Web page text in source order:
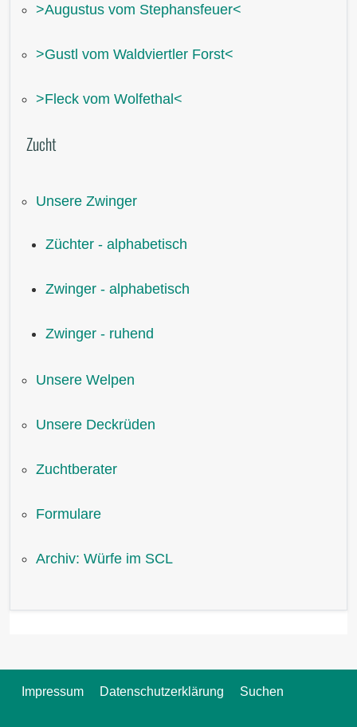
˃Augustus vom Stephansfeuer˂
˃Gustl vom Waldviertler Forst˂
˃Fleck vom Wolfethal˂
Zucht
Unsere Zwinger
Züchter - alphabetisch
Zwinger - alphabetisch
Zwinger - ruhend
Unsere Welpen
Unsere Deckrüden
Zuchtberater
Formulare
Archiv: Würfe im SCL
Impressum Datenschutzerklärung Suchen